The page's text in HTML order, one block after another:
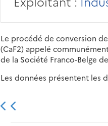
Le procédé de conversion
(CaF2) appelé
de la Société Franco-Belge
Les données présentent les